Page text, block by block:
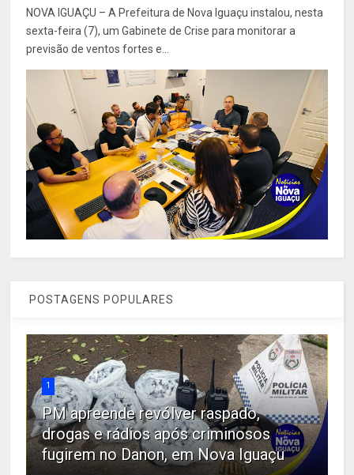
NOVA IGUAÇU – A Prefeitura de Nova Iguaçu instalou, nesta
sexta-feira (7), um Gabinete de Crise para monitorar a
previsão de ventos fortes e...
POSTAGENS POPULARES
1
PM apreende revólver raspado,
drogas e rádios após criminosos
fugirem no Danon, em Nova Iguaçu